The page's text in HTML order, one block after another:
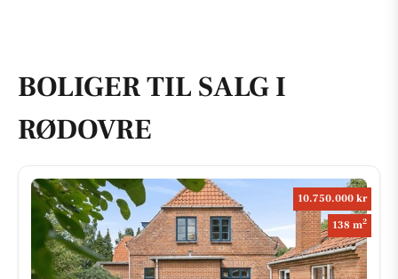
BOLIGER TIL SALG I
RØDOVRE
10.750.000 kr
138 m2